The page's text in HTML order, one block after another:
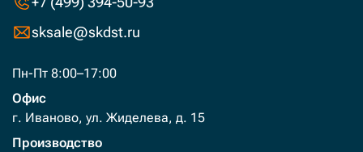
sksale@skdst.ru
Пн-Пт 8:00–17:00
Офис
г. Иваново, ул. Жиделева, д. 15
Производство